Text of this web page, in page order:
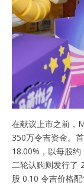
在献议上市之前，
350万令吉资金。
18.00%，以每股
二轮认购则发行了
股 0.10 令吉价格配